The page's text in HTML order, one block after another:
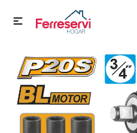

Herramientas y